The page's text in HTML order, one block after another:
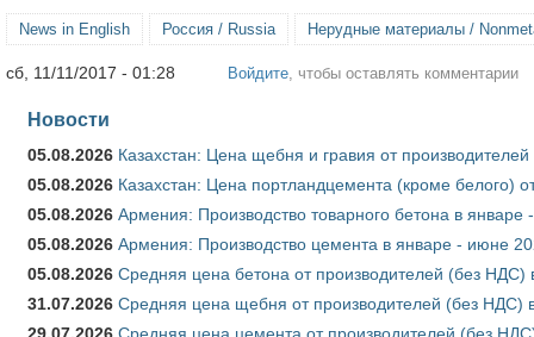
News in English Россия / Russia Нерудные материалы /
сб, 11/11/2017 - 01:28 Войдите , чтобы оставлять комментарии
Новости
05.08.2026 Казахстан: Цена щебня и гравия от
05.08.2026 Казахстан: Цена портландцемента (кроме белого)
05.08.2026 Армения: Производство товарного бетона в январе
05.08.2026 Армения: Производство цемента в январе - июне
05.08.2026 Средняя цена бетона от производителей (без НДС)
31.07.2026 Средняя цена щебня от производителей (без НДС)
29.07.2026 Средняя цена цемента от производителей (без